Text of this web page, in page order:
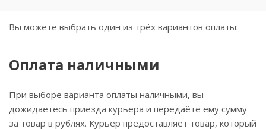
Вы можете выбрать один из трёх вариантов оплаты:
Оплата наличными
При выборе варианта оплаты наличными, вы
дожидаетесь приезда курьера и передаёте ему сумму
за товар в рублях. Курьер предоставляет товар, который